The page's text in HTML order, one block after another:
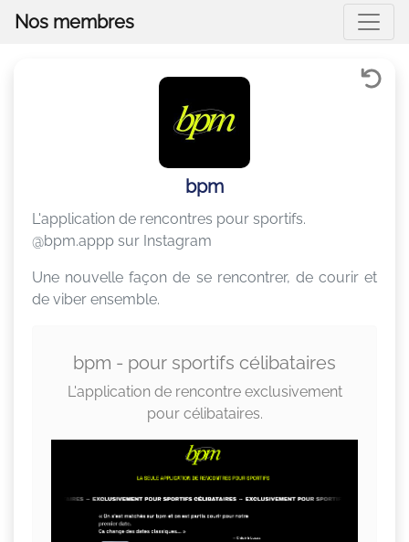
Nos membres
bpm
L'application de rencontres pour sportifs.
@bpm.appp sur Instagram
Une nouvelle façon de se rencontrer, de courir et
de viber ensemble.
bpm - pour sportifs célibataires
L'application de rencontre exclusivement
pour célibataires.